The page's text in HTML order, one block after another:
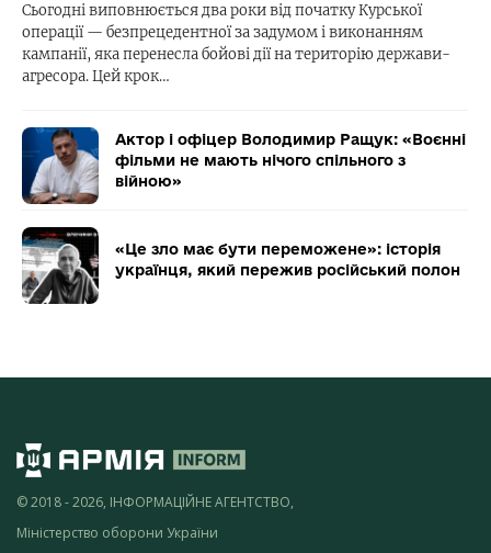
Сьогодні виповнюється два роки від початку Курської
операції — безпрецедентної за задумом і виконанням
кампанії, яка перенесла бойові дії на територію держави-
агресора. Цей крок…
Актор і офіцер Володимир Ращук: «Воєнні
фільми не мають нічого спільного з
війною»
«Це зло має бути переможене»: історія
українця, який пережив російський полон
© 2018 - 2026, ІНФОРМАЦІЙНЕ АГЕНТСТВО,
Міністерство оборони України